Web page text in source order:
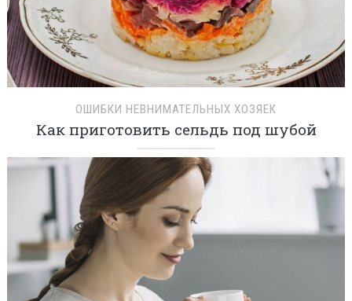
ОШИБКИ НЕВНИМАТЕЛЬНЫХ ХОЗЯЕК
Как приготовить сельдь под шубой